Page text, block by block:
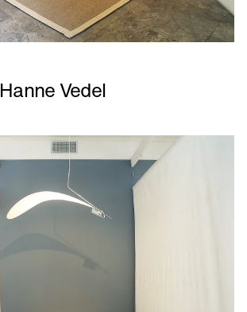
Hanne Vedel